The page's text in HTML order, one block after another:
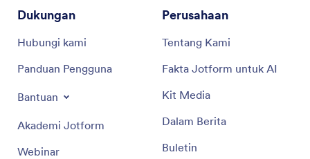
Dukungan
Hubungi kami
Panduan Pengguna
Bantuan
Akademi Jotform
Webinar
Perusahaan
Tentang Kami
Fakta Jotform untuk AI
Kit Media
Dalam Berita
Buletin